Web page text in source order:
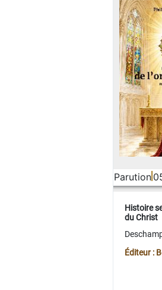
Parution
Histoire
du Christ
Éditeur :